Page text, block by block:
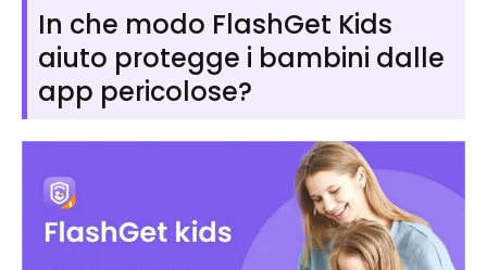
In che modo FlashGet Kids
aiuto protegge i bambini dalle
app pericolose?